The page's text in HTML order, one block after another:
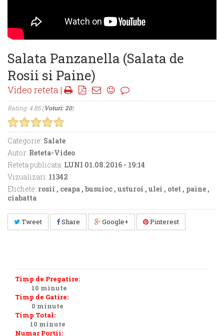
Salata Panzanella (Salata de
Rosii si Paine)
Video reteta |
Rating: 4.85 (Voturi: 20)
Categorie: Salate
Autor: Reteta-Video
Reteta publicata: LUNI 01.08.2016 - 19:14
Vizualizari: 11342
Etichete: rosii , ceapa , busuioc , usturoi , ulei , otet , paine ,
ciabatta
Tweet Share Google+ Pinterest
Timp de Pregatire:
10 minute
Timp de Gatire:
0 minute
Timp Total:
10 minute
Numar Portii: